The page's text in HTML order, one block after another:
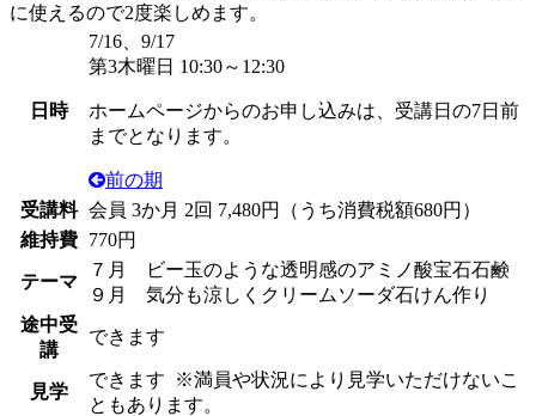
に使えるので2度楽しめます。
日時
7/16、9/17
第3木曜日 10:30～12:30
ホームページからのお申し込みは、受講日の7日前
までとなります。
前の期
受講料 会員 3か月 2回 7,480円（うち消費税額680円）
維持費
770円
テーマ
７月 ビー玉のような透明感のアミノ酸宝石石鹸
９月 気分も涼しくクリームソーダ石けん作り
途中受
講
できます
見学
できます
※満員や状況により見学いただけないこ
ともあります。